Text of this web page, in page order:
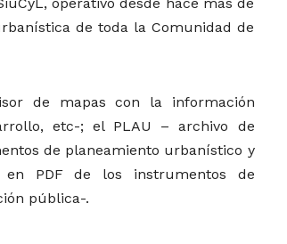
de toda la Comunidad de
de mapas con la información
etc-; el PLAU – archivo de
de planeamiento urbanístico y
PDF de los instrumentos de
pública-.